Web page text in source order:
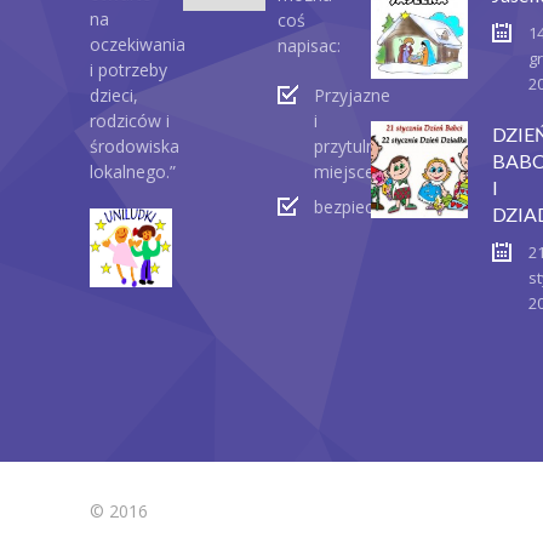
na
oczekiwania
i potrzeby
dzieci,
rodziców i
środowiska
lokalnego.”
coś
napisac:
Przyjazne
i
przytulne
miejsce
bezpieczeństwo
I
© 2016